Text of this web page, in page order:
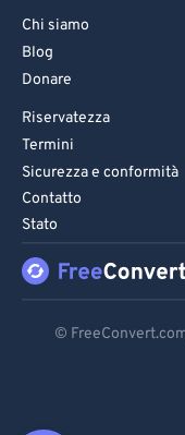
Chi siamo
Blog
Donare
Riservatezza
Termini
Sicurezza e conformità
Contatto
Stato
©